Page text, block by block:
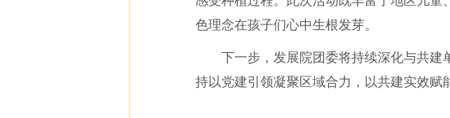
色理念在孩子们心中生根发芽。
下一步，发展院团委将持续深化与共建
持以党建引领凝聚区域合力，以共建实效赋